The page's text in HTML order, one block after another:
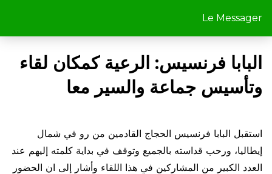
Le Messager
البابا فرنسيس: الرعية كمكان لقاء
وتأسيس جماعة والسير معا
استقبل البابا فرنسيس الحجاج القادمين من رو في شمال
إيطاليا، ورحب قداسته بالجميع وتوقف في بداية كلمته إليهم عند
العدد الكبير من المشاركين في هذا اللقاء وأشار إلى ان الحضور